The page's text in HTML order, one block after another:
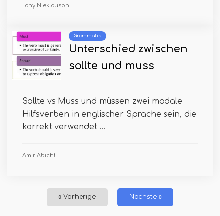
Tony Nieklauson
Grammatik
Unterschied zwischen
sollte und muss
Sollte vs Muss und müssen zwei modale
Hilfsverben in englischer Sprache sein, die
korrekt verwendet ...
Amir Abicht
« Vorherige Nächste »